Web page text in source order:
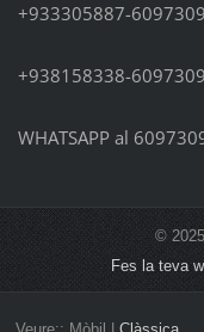
+933305887-
+938158338-
WHATSAPP al
©
Fes la teva